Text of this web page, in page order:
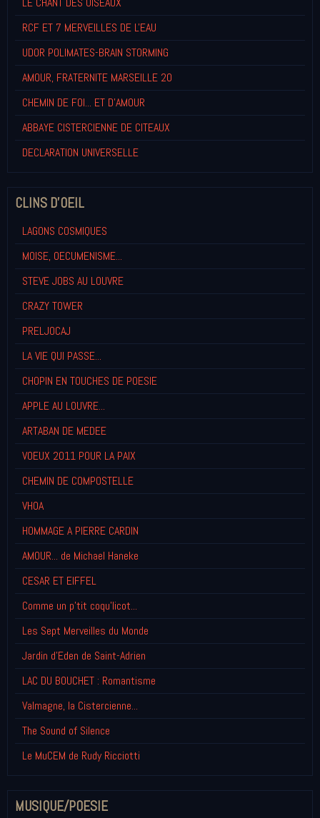
RCF ET 7 MERVEILLES DE L'EAU
UDOR POLIMATES-BRAIN STORMING
AMOUR, FRATERNITE MARSEILLE 20
CHEMIN DE FOI... ET D'AMOUR
ABBAYE CISTERCIENNE DE CITEAUX
DECLARATION UNIVERSELLE
CLINS D'OEIL
LAGONS COSMIQUES
MOISE, OECUMENISME...
STEVE JOBS AU LOUVRE
CRAZY TOWER
PRELJOCAJ
LA VIE QUI PASSE...
CHOPIN EN TOUCHES DE POESIE
APPLE AU LOUVRE...
ARTABAN DE MEDEE
VOEUX 2011 POUR LA PAIX
CHEMIN DE COMPOSTELLE
VHOA
HOMMAGE A PIERRE CARDIN
AMOUR... de Michael Haneke
CESAR ET EIFFEL
Comme un p'tit coqu'licot...
Les Sept Merveilles du Monde
Jardin d'Eden de Saint-Adrien
LAC DU BOUCHET : Romantisme
Valmagne, la Cistercienne...
The Sound of Silence
Le MuCEM de Rudy Ricciotti
MUSIQUE/POESIE